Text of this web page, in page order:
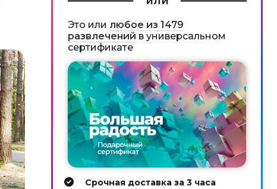
Это или любое из 1479
развлечений в универсальном
сертификате
Срочная доставка за 3 часа